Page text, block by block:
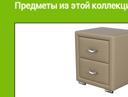
Предметы из этой